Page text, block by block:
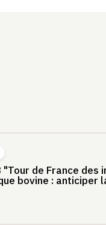
"Tour de France des
bovine : anticiper